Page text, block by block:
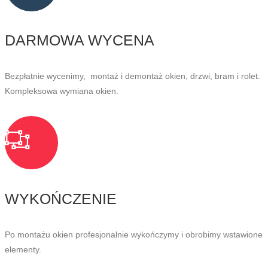
DARMOWA WYCENA
Bezpłatnie wycenimy, montaż i demontaż okien, drzwi, bram i rolet.
Kompleksowa wymiana okien.
WYKOŃCZENIE
Po montażu okien profesjonalnie wykończymy i obrobimy wstawione
elementy.